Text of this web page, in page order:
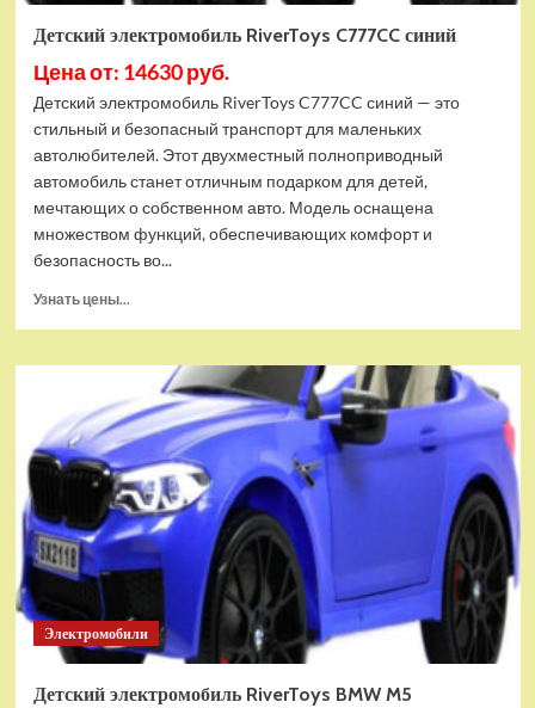
Детский электромобиль RiverToys C777CC синий
Цена от: 14630 руб.
Детский электромобиль RiverToys C777CC синий — это
стильный и безопасный транспорт для маленьких
автолюбителей. Этот двухместный полноприводный
автомобиль станет отличным подарком для детей,
мечтающих о собственном авто. Модель оснащена
множеством функций, обеспечивающих комфорт и
безопасность во...
Узнать цены...
Детский
электромобиль
RiverToys
C777CC
синий
Электромобили
Детский электромобиль RiverToys BMW M5